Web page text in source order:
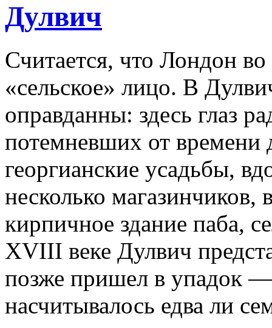
Дулвич
Считается, что Лондон
«сельское» лицо. В
оправданны: здесь глаз
потемневших от времени
георгианские усадьбы,
несколько магазинчиков,
кирпичное здание паба,
XVIII веке Дулвич
позже пришел в упадок —
насчитывалось едва ли